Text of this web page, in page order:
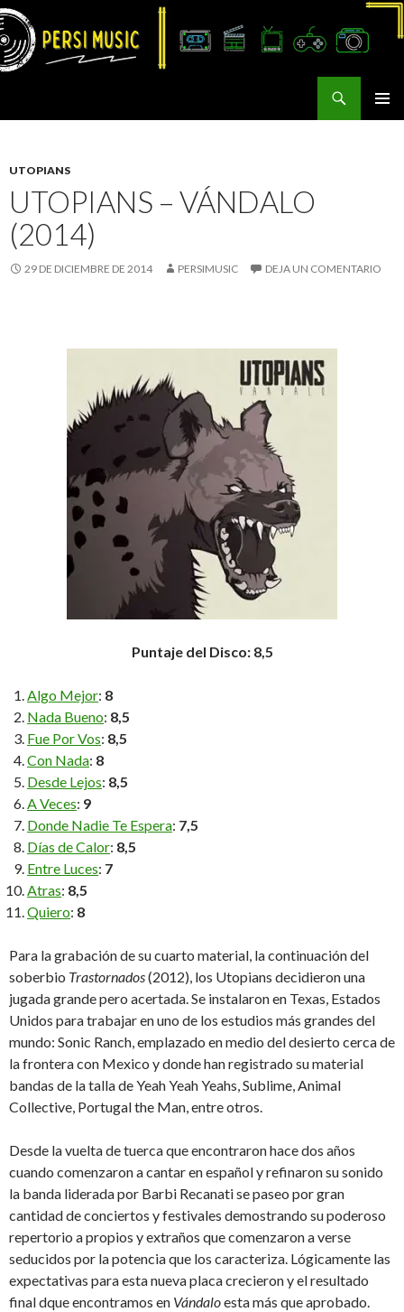
UTOPIANS
UTOPIANS – VÁNDALO
(2014)
29 DE DICIEMBRE DE 2014 PERSIMUSIC DEJA UN COMENTARIO
Puntaje del Disco: 8,5
Algo Mejor: 8
Nada Bueno: 8,5
Fue Por Vos: 8,5
Con Nada: 8
Desde Lejos: 8,5
A Veces: 9
Donde Nadie Te Espera: 7,5
Días de Calor: 8,5
Entre Luces: 7
Atras: 8,5
Quiero: 8
Para la grabación de su cuarto material, la continuación del
soberbio Trastornados(2012), los Utopians decidieron una
jugada grande pero acertada. Se instalaron en Texas, Estados
Unidos para trabajar en uno de los estudios más grandes del
mundo: Sonic Ranch, emplazado en medio del desierto cerca de
la frontera con Mexico y donde han registrado su material
bandas de la talla de Yeah Yeah Yeahs, Sublime, Animal
Collective, Portugal the Man, entre otros.
Desde la vuelta de tuerca que encontraron hace dos años
cuando comenzaron a cantar en español y refinaron su sonido
la banda liderada por Barbi Recanati se paseo por gran
cantidad de conciertos y festivales demostrando su poderoso
repertorio a propios y extraños que comenzaron a verse
seducidos por la potencia que los caracteriza. Lógicamente las
expectativas para esta nueva placa crecieron y el resultado
final dque encontramos en Vándaloesta más que aprobado.